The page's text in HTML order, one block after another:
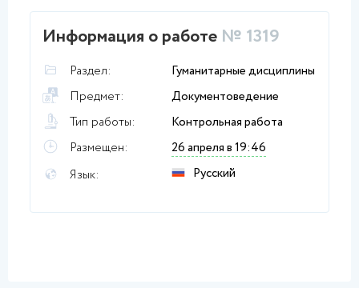
Информация о работе № 1319
Раздел:
Гуманитарные дисциплины
Предмет:
Документоведение
Тип работы:
Контрольная работа
Размещен:
26 апреля в 19:46
Язык:
Русский